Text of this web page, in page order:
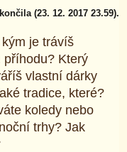
(23. 12. 2017 23.59).
je trávíš
příhodu? Který
vlastní dárky
tradice, které?
koledy nebo
trhy? Jak